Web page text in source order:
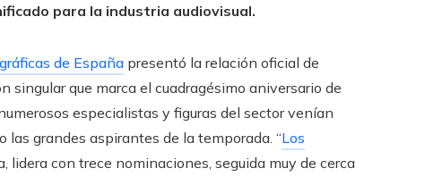
para la industria audiovisual.
de España presentó la relación oficial de
singular que marca el cuadragésimo aniversario de
especialistas y figuras del sector venían
grandes aspirantes de la temporada. “Los
lidera con trece nominaciones, seguida muy de cerca